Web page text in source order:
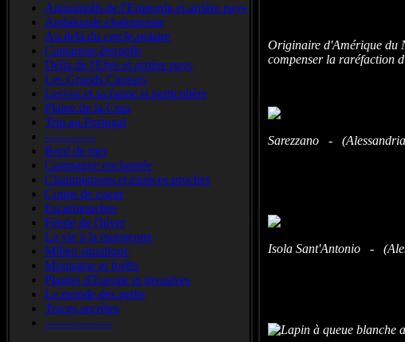
Aiguamolls.de.l'Emporda.et.arrière.pays
Andalousie.chaleureuse
Au.delà.du.cercle.polaire
Camargue.éternelle
Delta.de.l'Ebre.et.arrière.pays
Les.Grands.Causses
Lesvos.et.sa.faune.si.particulière
Plaine.de.la.Crau
Trip.au.Portugal
-------------
Bord de mer
Campagne enchantée
Champignons.et.espèces.proches
Coups de coeur
Escarmouches
Féerie de l'hiver
La vie à la mangeoire
Milieu aquatique
Montagne et forêts
Plantes d'Europe et invasives
Le.monde.des.petits
Traces.secrètes
-----------------
Originaire d'Amérique du
compenser la raréfaction
Sarezzano -
Isola Sant'Antonio -